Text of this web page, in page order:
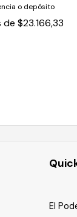
o depósito
de $23.166,33
El